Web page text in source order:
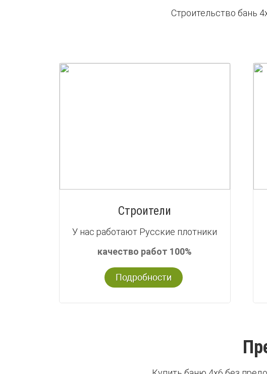
Строительство бань
Строители
У нас работают Русские плотники
качество работ 100%
Подробности